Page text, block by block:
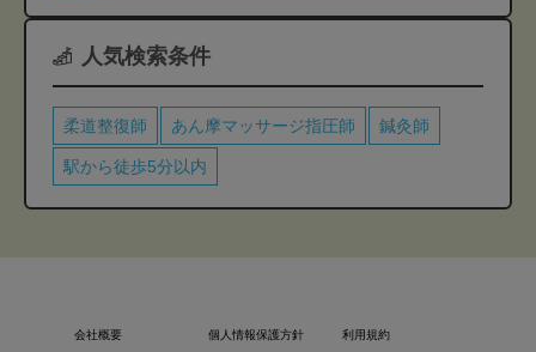
人気検索条件
柔道整復師 あん摩マッサージ指圧師 鍼灸師
駅から徒歩5分以内
会社概要 個人情報保護方針 利用規約